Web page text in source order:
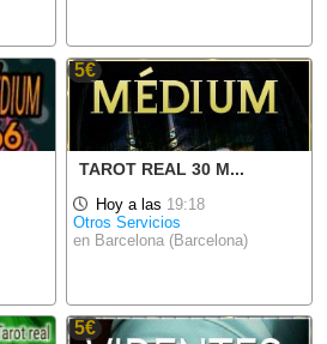
5€
TAROT REAL 30 M...
Hoy a las 19:18
Otros Servicios
en Barcelona (Barcelona)
5€